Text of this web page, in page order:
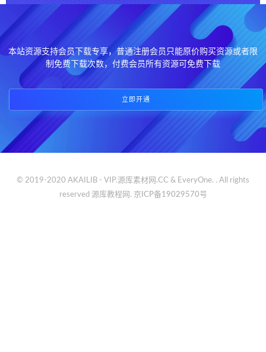
本站资源支持会员下载专享，普通注册会员只能原价购买资源或者限
制免费下载次数，付费会员所有资源可免费下载
立即开通
© 2019-2020 AKAILIB - VIP.源库素材网.CC & EveryOne. . All rights
reserved 源库教程网. 京ICP备19029570号